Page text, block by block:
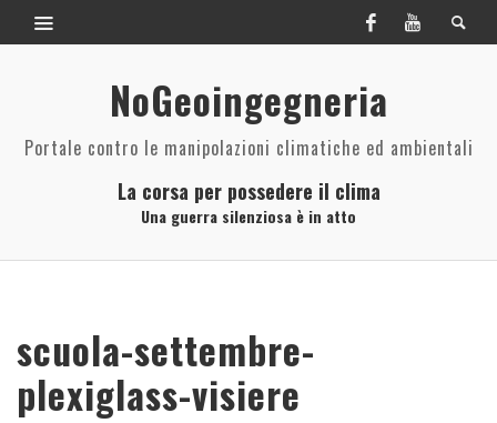
NoGeoingegneria
Portale contro le manipolazioni climatiche ed ambientali
La corsa per possedere il clima
Una guerra silenziosa è in atto
scuola-settembre-
plexiglass-visiere